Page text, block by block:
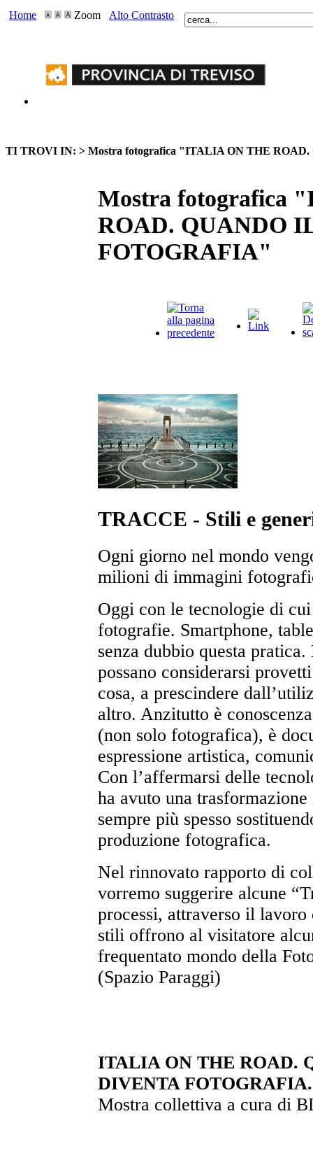
Home Zoom Alto Contrasto
TI TROVI IN: > Mostra fotografica "ITALIA ON THE
Mostra fotografica
ROAD. QUANDO
FOTOGRAFIA"
TRACCE - Stili e
Ogni giorno nel mondo
milioni di immagini
Oggi con le tecnologie di
fotografie. Smartphone,
senza dubbio questa
possano considerarsi
cosa, a prescindere
altro. Anzitutto è
(non solo fotografica), è
espressione artistica,
Con l’affermarsi delle
ha avuto una
sempre più spesso
produzione fotografica.
Nel rinnovato rapporto di
vorremo suggerire alcune
processi, attraverso il
stili offrono al visitatore
frequentato mondo della
(Spazio Paraggi)
ITALIA ON THE ROAD.
DIVENTA FOTOGRAFIA.
Mostra collettiva a cura di